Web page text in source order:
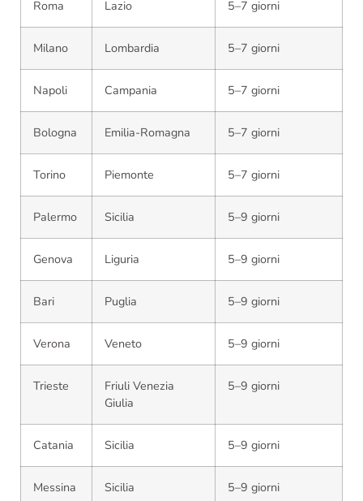
Roma Lazio 5–7 giorni
Milano Lombardia 5–7 giorni
Napoli Campania 5–7 giorni
Bologna Emilia-Romagna 5–7 giorni
Torino Piemonte 5–7 giorni
Palermo Sicilia 5–9 giorni
Genova Liguria 5–9 giorni
Bari Puglia 5–9 giorni
Verona Veneto 5–9 giorni
Trieste
Friuli Venezia
Giulia
5–9 giorni
Catania Sicilia 5–9 giorni
Messina Sicilia 5–9 giorni